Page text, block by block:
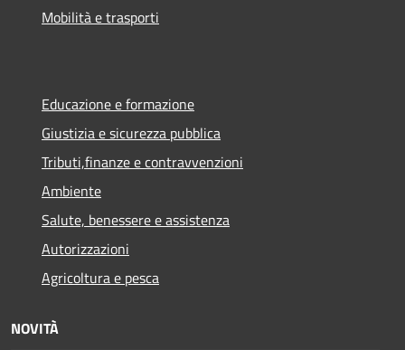
Mobilità e trasporti
Educazione e formazione
Giustizia e sicurezza pubblica
Tributi,finanze e contravvenzioni
Ambiente
Salute, benessere e assistenza
Autorizzazioni
Agricoltura e pesca
NOVITÀ